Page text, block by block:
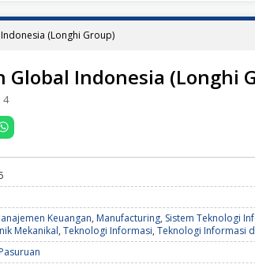
(Longhi Group)
Global Indonesia (Longhi
4
Keuangan, Manufacturing, Sistem Teknologi
Mekanikal, Teknologi Informasi, Teknologi Informasi
Pasuruan